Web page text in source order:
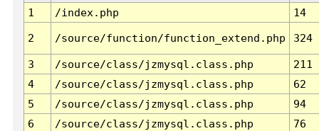
1
/index.php 14
2 /source/function/function_extend.php 324
3 /source/class/jzmysql.class.php
211
4
/source/class/jzmysql.class.php
62
5
/source/class/jzmysql.class.php
94
6
/source/class/jzmysql.class.php 76